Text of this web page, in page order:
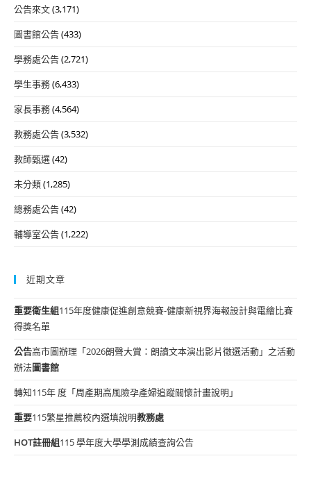
公告來文(3,171)
圖書館公告(433)
學務處公告(2,721)
學生事務(6,433)
家長事務(4,564)
教務處公告(3,532)
教師甄選(42)
未分類(1,285)
總務處公告(42)
輔導室公告(1,222)
近期文章
重要衛生組115年度健康促進創意競賽-健康新視界海報設計與電繪比賽
得獎名單
公告高市圖辦理「2026朗聲大賞：朗讀文本演出影片徵選活動」之活動
辦法圖書館
轉知115年 度「周產期高風險孕產婦追蹤關懷計畫說明」
重要115繁星推薦校內選填說明教務處
HOT註冊組115 學年度大學學測成績查詢公告